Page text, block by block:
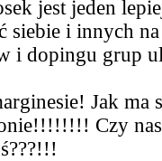
jest jeden
siebie i innych
i dopingu grup
Jak ma
Czy